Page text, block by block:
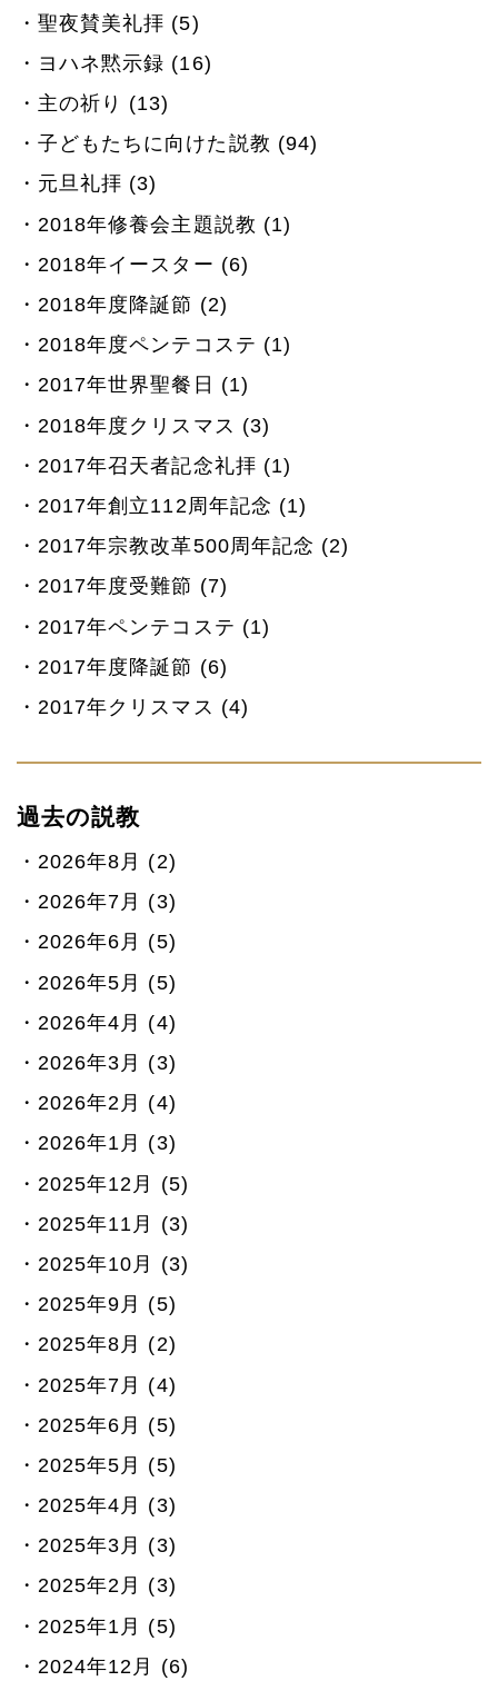
聖夜賛美礼拝 (5)
ヨハネ黙示録 (16)
主の祈り (13)
子どもたちに向けた説教 (94)
元旦礼拝 (3)
2018年修養会主題説教 (1)
2018年イースター (6)
2018年度降誕節 (2)
2018年度ペンテコステ (1)
2017年世界聖餐日 (1)
2018年度クリスマス (3)
2017年召天者記念礼拝 (1)
2017年創立112周年記念 (1)
2017年宗教改革500周年記念 (2)
2017年度受難節 (7)
2017年ペンテコステ (1)
2017年度降誕節 (6)
2017年クリスマス (4)
過去の説教
2026年8月 (2)
2026年7月 (3)
2026年6月 (5)
2026年5月 (5)
2026年4月 (4)
2026年3月 (3)
2026年2月 (4)
2026年1月 (3)
2025年12月 (5)
2025年11月 (3)
2025年10月 (3)
2025年9月 (5)
2025年8月 (2)
2025年7月 (4)
2025年6月 (5)
2025年5月 (5)
2025年4月 (3)
2025年3月 (3)
2025年2月 (3)
2025年1月 (5)
2024年12月 (6)